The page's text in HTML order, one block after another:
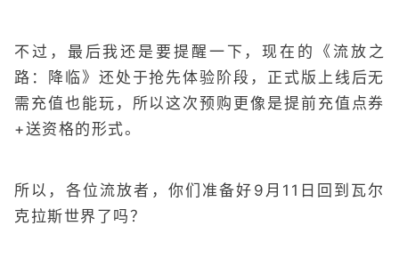
不过，最后我还是要提醒一下，现在的《流放之
路：降临》还处于抢先体验阶段，正式版上线后无
需充值也能玩，所以这次预购更像是提前充值点券
+送资格的形式。
所以，各位流放者，你们准备好9月11日回到瓦尔
克拉斯世界了吗？